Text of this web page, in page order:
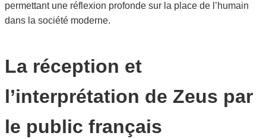
permettant une réflexion profonde sur la place de l’humain
dans la société moderne.
La réception et
l’interprétation de Zeus par
le public français